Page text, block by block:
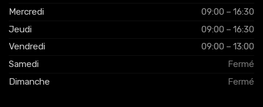
Mercredi
09:00 – 16:30
Jeudi
09:00 – 16:30
Vendredi
09:00 – 13:00
Samedi
Fermé
Dimanche
Fermé